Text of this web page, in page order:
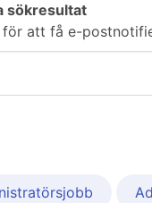
sökresultat
att få e-